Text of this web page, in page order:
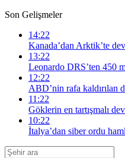
Son Gelişmeler
14:22
Kanada’dan Arktik’te
13:22
Leonardo DRS’ten 450
12:22
ABD’nin rafa kaldırılan
11:22
Göklerin en tartışmalı
10:22
İtalya’dan siber ordu